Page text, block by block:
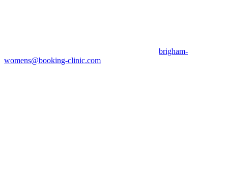
brigham-
womens@booking-clinic.com